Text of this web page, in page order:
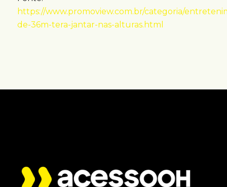
https://www.promoview.com.br/categoria/
de-36m-tera-jantar-nas-alturas.html